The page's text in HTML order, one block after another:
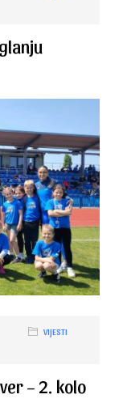
VIJESTI
– 2. kolo